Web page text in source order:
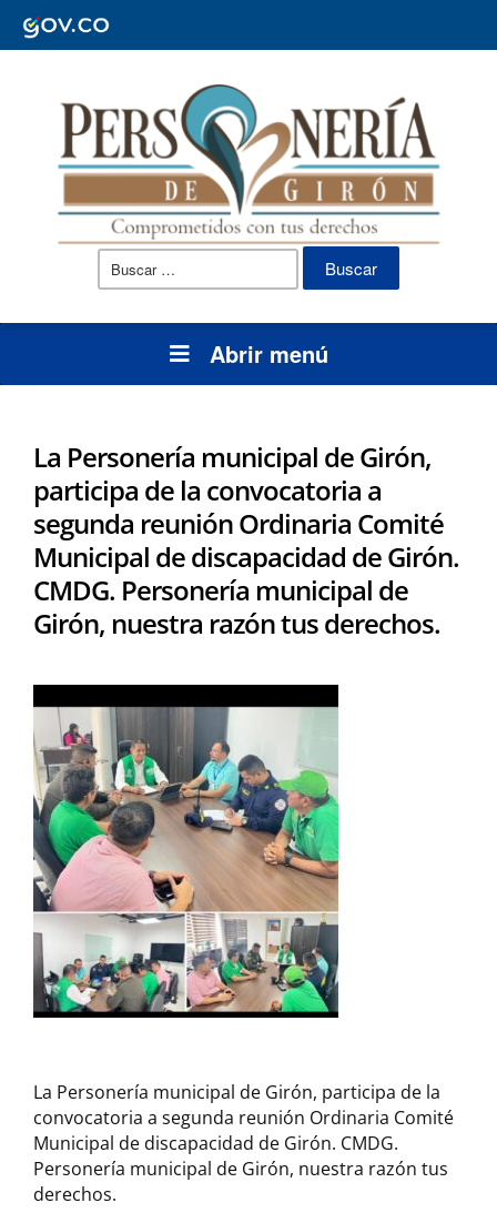
Buscar:
Abrir menú
La Personería municipal de Girón,
participa de la convocatoria a
segunda reunión Ordinaria Comité
Municipal de discapacidad de Girón.
CMDG. Personería municipal de
Girón, nuestra razón tus derechos.
La Personería municipal de Girón, participa de la
convocatoria a segunda reunión Ordinaria Comité
Municipal de discapacidad de Girón. CMDG.
Personería municipal de Girón, nuestra razón tus
derechos.